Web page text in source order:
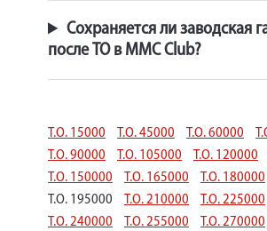
Сохраняется ли заводская
после ТО в MMC Club?
Т.О. 15000 Т.О. 45000 Т.О. 60000
Т.О. 90000
Т.О. 105000 Т.О. 120000
Т.О. 150000
Т.О. 165000
Т.О. 180000
Т.О. 195000
Т.О. 210000
Т.О. 225000
Т.О. 240000
Т.О. 255000
Т.О. 270000